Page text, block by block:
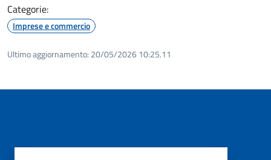
Categorie:
Imprese e commercio
Ultimo aggiornamento: 20/05/2026 10:25.11